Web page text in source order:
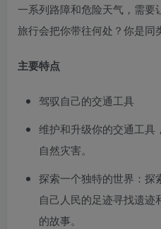
一系列路障和危险天气，需
旅行会把你带往何处？你是同
主要特点
驾驭自己的交通工具
维护和升级你的交通工具
自然灾害。
探索一个独特的世界：探
自己人民的足迹寻找遗迹
的故事。